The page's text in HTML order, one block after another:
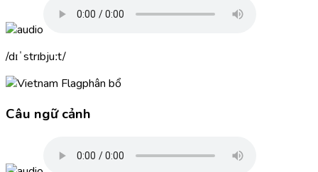
dɪˈstrɪbjuːt
phân bổ
Câu ngữ cảnh